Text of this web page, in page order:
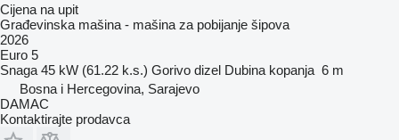
Cijena na upit
Građevinska mašina - mašina za pobijanje šipova
2026
Euro 5
Snaga 45 kW (61.22 k.s.) Gorivo dizel Dubina kopanja 6 m
Bosna i Hercegovina, Sarajevo
DAMAC
Kontaktirajte prodavca